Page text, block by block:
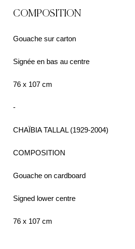
COMPOSITION
Gouache sur carton
Signée en bas au centre
76 x 107 cm
-
CHAÏBIA TALLAL (1929-2004)
COMPOSITION
Gouache on cardboard
Signed lower centre
76 x 107 cm